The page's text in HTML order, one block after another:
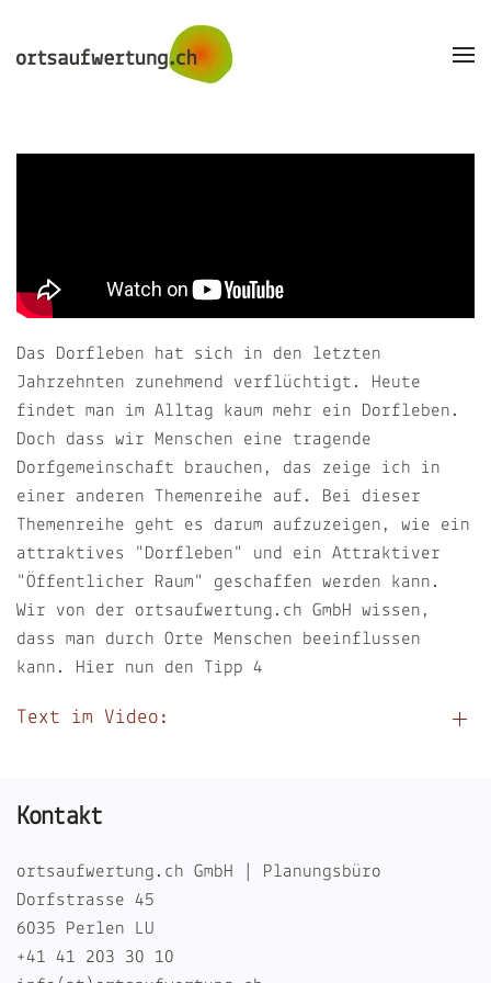
Skip to main content
Das Dorfleben hat sich in den letzten
Jahrzehnten zunehmend verflüchtigt. Heute
findet man im Alltag kaum mehr ein Dorfleben.
Doch dass wir Menschen eine tragende
Dorfgemeinschaft brauchen, das zeige ich in
einer anderen Themenreihe auf. Bei dieser
Themenreihe geht es darum aufzuzeigen, wie ein
attraktives "Dorfleben" und ein Attraktiver
"Öffentlicher Raum" geschaffen werden kann.
Wir von der ortsaufwertung.ch GmbH wissen,
dass man durch Orte Menschen beeinflussen
kann. Hier nun den Tipp 4
Text im Video:
Kontakt
ortsaufwertung.ch GmbH | Planungsbüro
Dorfstrasse 45
6035 Perlen LU
+41 41 203 30 10